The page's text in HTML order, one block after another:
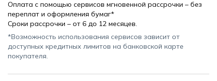
Оплата с помощью сервисов мгновенной рассрочки – без
переплат и оформления бумаг*
Сроки рассрочки – от 6 до 12 месяцев.
*Возможность использования сервисов зависит от
доступных кредитных лимитов на банковской карте
покупателя.